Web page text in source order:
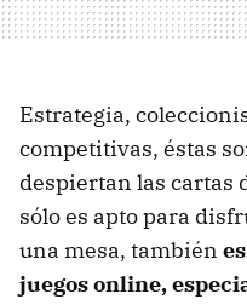
Estrategia,
competitivas, éstas
despiertan las cartas
sólo es apto para
una mesa, también
juegos online,